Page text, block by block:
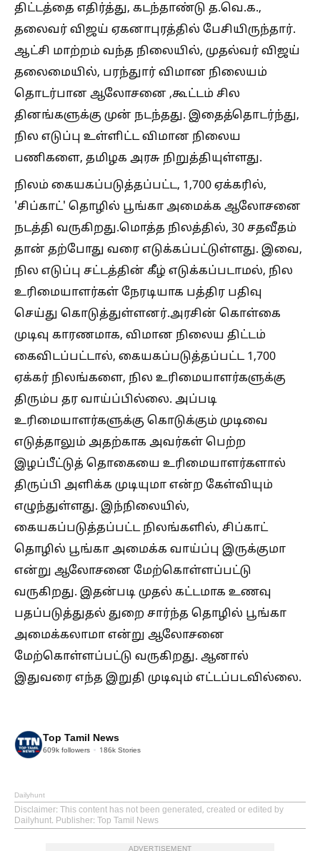
திட்டத்தை எதிர்த்து, கடந்தாண்டு த.வெ.க.,
தலைவர் விஜய் ஏகனாபுரத்தில் பேசியிருந்தார்.
ஆட்சி மாற்றம் வந்த நிலையில், முதல்வர் விஜய்
தலைமையில், பரந்துார் விமான நிலையம்
தொடர்பான ஆலோசனை ,கூட்டம் சில
தினங்களுக்கு முன் நடந்தது. இதைத்தொடர்ந்து,
நில எடுப்பு உள்ளிட்ட விமான நிலைய
பணிகளை, தமிழக அரசு நிறுத்தியுள்ளது.
நிலம் கையகப்படுத்தப்பட்ட, 1,700 ஏக்கரில்,
'சிப்காட்' தொழில் பூங்கா அமைக்க ஆலோசனை
நடத்தி வருகிறது.மொத்த நிலத்தில், 30 சதவீதம்
தான் தற்போது வரை எடுக்கப்பட்டுள்ளது. இவை,
நில எடுப்பு சட்டத்தின் கீழ் எடுக்கப்படாமல், நில
உரிமையாளர்கள் நேரடியாக பத்திர பதிவு
செய்து கொடுத்துள்ளனர்.அரசின் கொள்கை
முடிவு காரணமாக, விமான நிலைய திட்டம்
கைவிடப்பட்டால், கையகப்படுத்தப்பட்ட 1,700
ஏக்கர் நிலங்களை, நில உரிமையாளர்களுக்கு
திரும்ப தர வாய்ப்பில்லை. அப்படி
உரிமையாளர்களுக்கு கொடுக்கும் முடிவை
எடுத்தாலும் அதற்காக அவர்கள் பெற்ற
இழப்பீட்டுத் தொகையை உரிமையாளர்களால்
திருப்பி அளிக்க முடியுமா என்ற கேள்வியும்
எழுந்துள்ளது. இந்நிலையில்,
கையகப்படுத்தப்பட்ட நிலங்களில், சிப்காட்
தொழில் பூங்கா அமைக்க வாய்ப்பு இருக்குமா
என்று ஆலோசனை மேற்கொள்ளப்பட்டு
வருகிறது. இதன்படி முதல் கட்டமாக உணவு
பதப்படுத்துதல் துறை சார்ந்த தொழில் பூங்கா
அமைக்கலாமா என்று ஆலோசனை
மேற்கொள்ளப்பட்டு வருகிறது. ஆனால்
இதுவரை எந்த இறுதி முடிவும் எட்டப்படவில்லை.
Top Tamil News
609k followers 186k Stories
Dailyhunt
Disclaimer: This content has not been generated, created or edited by
Dailyhunt. Publisher: Top Tamil News
ADVERTISEMENT